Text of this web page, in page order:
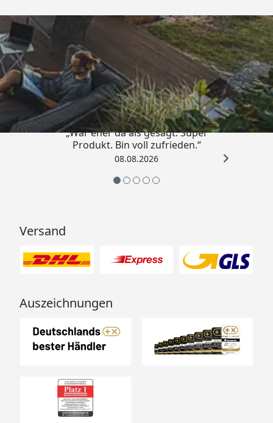
Trusted Shops
4,85/ 5
„War eher da als gesagt. Super
Produkt. Bin voll zufrieden.“
08.08.2026
Versand
Auszeichnungen